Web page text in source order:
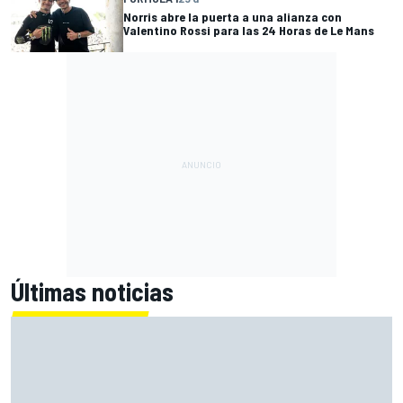
Norris abre la puerta a una alianza con
Valentino Rossi para las 24 Horas de Le Mans
Últimas noticias